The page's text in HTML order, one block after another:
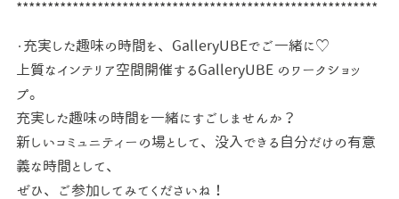
**********************************************************
・充実した趣味の時間を、GalleryUBEでご一緒に♡
上質なインテリア空間開催するGalleryUBE の ワークショッ
プ。
充実した趣味の時間を一緒にすごしませんか？
新しいコミュニティーの場として、 没入できる自分だけの有意
義な時間として、
ぜひ、ご参加してみてくださいね！